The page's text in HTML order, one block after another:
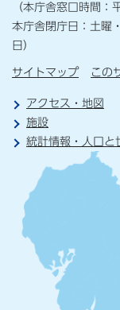
（本庁舎窓口時間：
本庁舎閉庁日：土曜
日）
サイトマップ この
アクセス・地図
施設
統計情報・人口と